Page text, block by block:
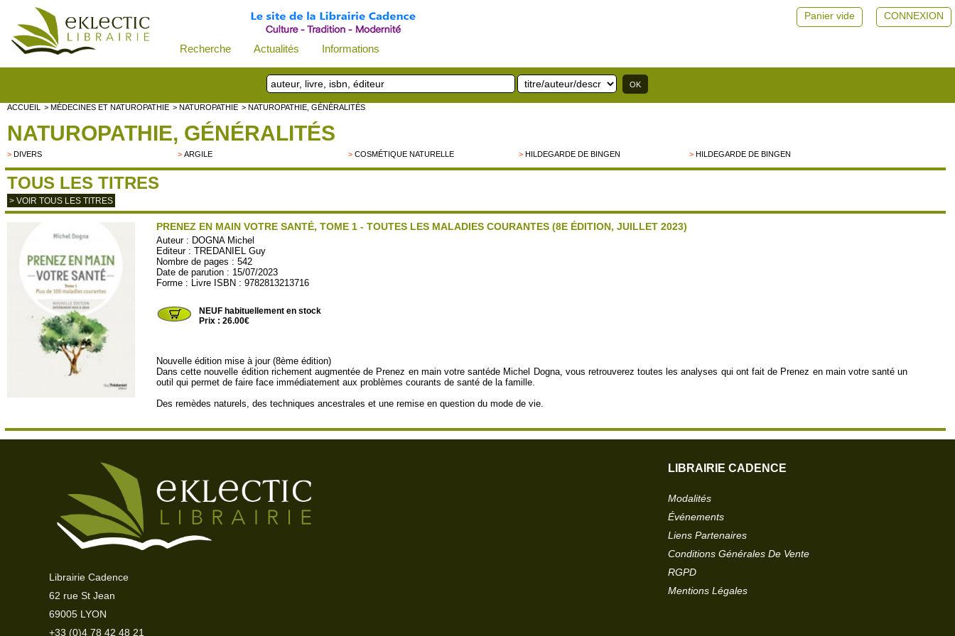
Recherche Actualités Informations
CONNEXION
Panier vide
ACCUEIL > MÉDECINES ET NATUROPATHIE > NATUROPATHIE > NATUROPATHIE, GÉNÉRALITÉS
NATUROPATHIE, GÉNÉRALITÉS
> DIVERS >ARGILE >COSMÉTIQUE NATURELLE >HILDEGARDE DE BINGEN >HILDEGARDE DE BINGEN
TOUS LES TITRES
> VOIR TOUS LES TITRES
PRENEZ EN MAIN VOTRE SANTÉ, TOME 1 - TOUTES LES MALADIES COURANTES (8E ÉDITION, JUILLET 2023)
Auteur : DOGNA Michel
Editeur :TREDANIEL Guy
Nombre de pages : 542
Date de parution : 15/07/2023
Forme : Livre ISBN : 9782813213716
NEUF habituellement en stock
Prix : 26.00€
Nouvelle édition mise à jour (8ème édition)
Dans cette nouvelle édition richement augmentée de Prenez en main votre santéde Michel Dogna, vous retrouverez toutes les analyses qui ont fait de Prenez en main votre santé un
outil qui permet de faire face immédiatement aux problèmes courants de santé de la famille.
Des remèdes naturels, des techniques ancestrales et une remise en question du mode de vie.
Librairie Cadence
62 rue St Jean
69005 LYON
+33 (0)4 78 42 48 21
LIBRAIRIE CADENCE
Modalités
Événements
Liens Partenaires
Conditions Générales De Vente
RGPD
Mentions Légales